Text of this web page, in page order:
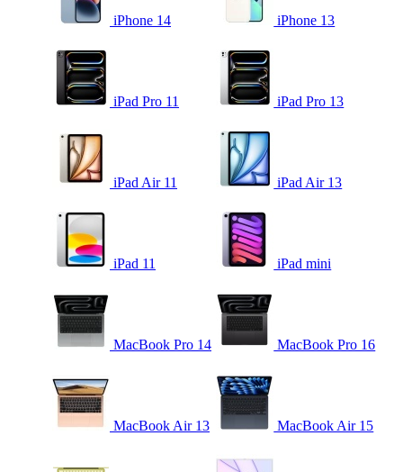
iPhone 14 iPhone 13
iPad Pro 11 iPad Pro 13
iPad Air 11 iPad Air 13
iPad 11 iPad mini
MacBook Pro 14 MacBook Pro 16
MacBook Air 13 MacBook Air 15